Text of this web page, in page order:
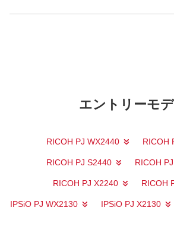
エントリーモ
RICOH PJ WX2440 RICOH
RICOH PJ S2440 RICOH
RICOH PJ X2240 RICOH
IPSiO PJ WX2130 IPSiO PJ X2130